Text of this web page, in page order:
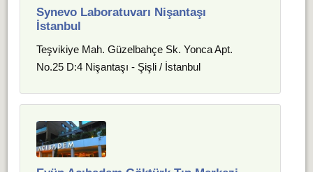
Synevo Laboratuvarı Nişantaşı
İstanbul
Teşvikiye Mah. Güzelbahçe Sk. Yonca Apt.
No.25 D:4 Nişantaşı - Şişli / İstanbul